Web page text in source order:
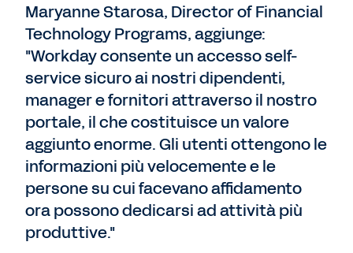
Maryanne Starosa, Director of Financial
Technology Programs, aggiunge:
"Workday consente un accesso self-
service sicuro ai nostri dipendenti,
manager e fornitori attraverso il nostro
portale, il che costituisce un valore
aggiunto enorme. Gli utenti ottengono le
informazioni più velocemente e le
persone su cui facevano affidamento
ora possono dedicarsi ad attività più
produttive."